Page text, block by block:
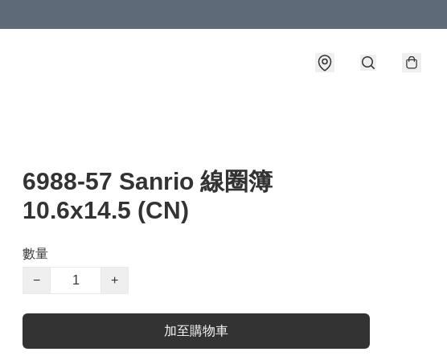
6988-57 Sanrio 線圈簿
10.6x14.5 (CN)
數量
−
+
加至購物車